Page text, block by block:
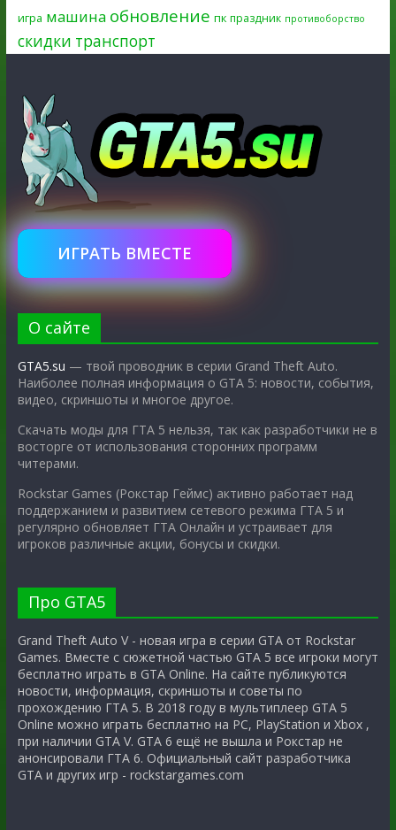
игра машина обновление пк праздник противоборство
скидки транспорт
ИГРАТЬ ВМЕСТЕ
О сайте
GTA5.su — твой проводник в серии Grand Theft Auto.
Наиболее полная информация о GTA 5: новости, события,
видео, скриншоты и многое другое.
Скачать моды для ГТА 5 нельзя, так как разработчики не в
восторге от использования сторонних программ
читерами.
Rockstar Games (Рокстар Геймс) активно работает над
поддержанием и развитием сетевого режима ГТА 5 и
регулярно обновляет ГТА Онлайн и устраивает для
игроков различные акции, бонусы и скидки.
Про GTA5
Grand Theft Auto V - новая игра в серии GTA от Rockstar
Games. Вместе с сюжетной частью GTA 5 все игроки могут
бесплатно играть в GTA Online. На сайте публикуются
новости, информация, скриншоты и советы по
прохождению ГТА 5. В 2018 году в мультиплеер GTA 5
Online можно играть бесплатно на PC, PlayStation и Xbox ,
при наличии GTA V. GTA 6 ещё не вышла и Рокстар не
анонсировали ГТА 6. Официальный сайт разработчика
GTA и других игр - rockstargames.com